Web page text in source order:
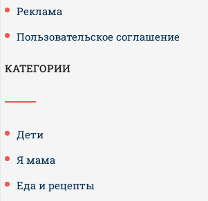
Реклама
Пользовательское соглашение
КАТЕГОРИИ
Дети
Я мама
Еда и рецепты